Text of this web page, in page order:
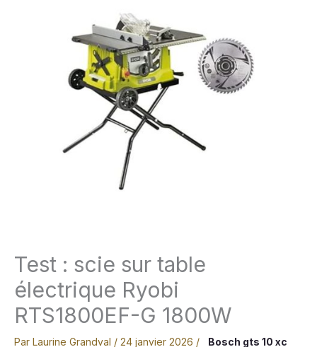
Test : scie sur table
électrique Ryobi
RTS1800EF-G 1800W
Par Laurine Grandval / 24 janvier 2026 /
Bosch gts 10 xc